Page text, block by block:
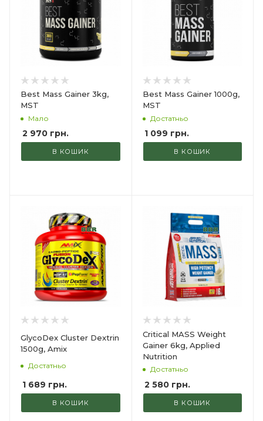
Best Mass Gainer 3kg,
MST
Мало
2 970 грн.
В КОШИК
Best Mass Gainer 1000g,
MST
Достатньо
1 099 грн.
В КОШИК
GlycoDex Cluster Dextrin
1500g, Amix
Достатньо
1 689 грн.
В КОШИК
Critical MASS Weight
Gainer 6kg, Applied
Nutrition
Достатньо
2 580грн.
В КОШИК